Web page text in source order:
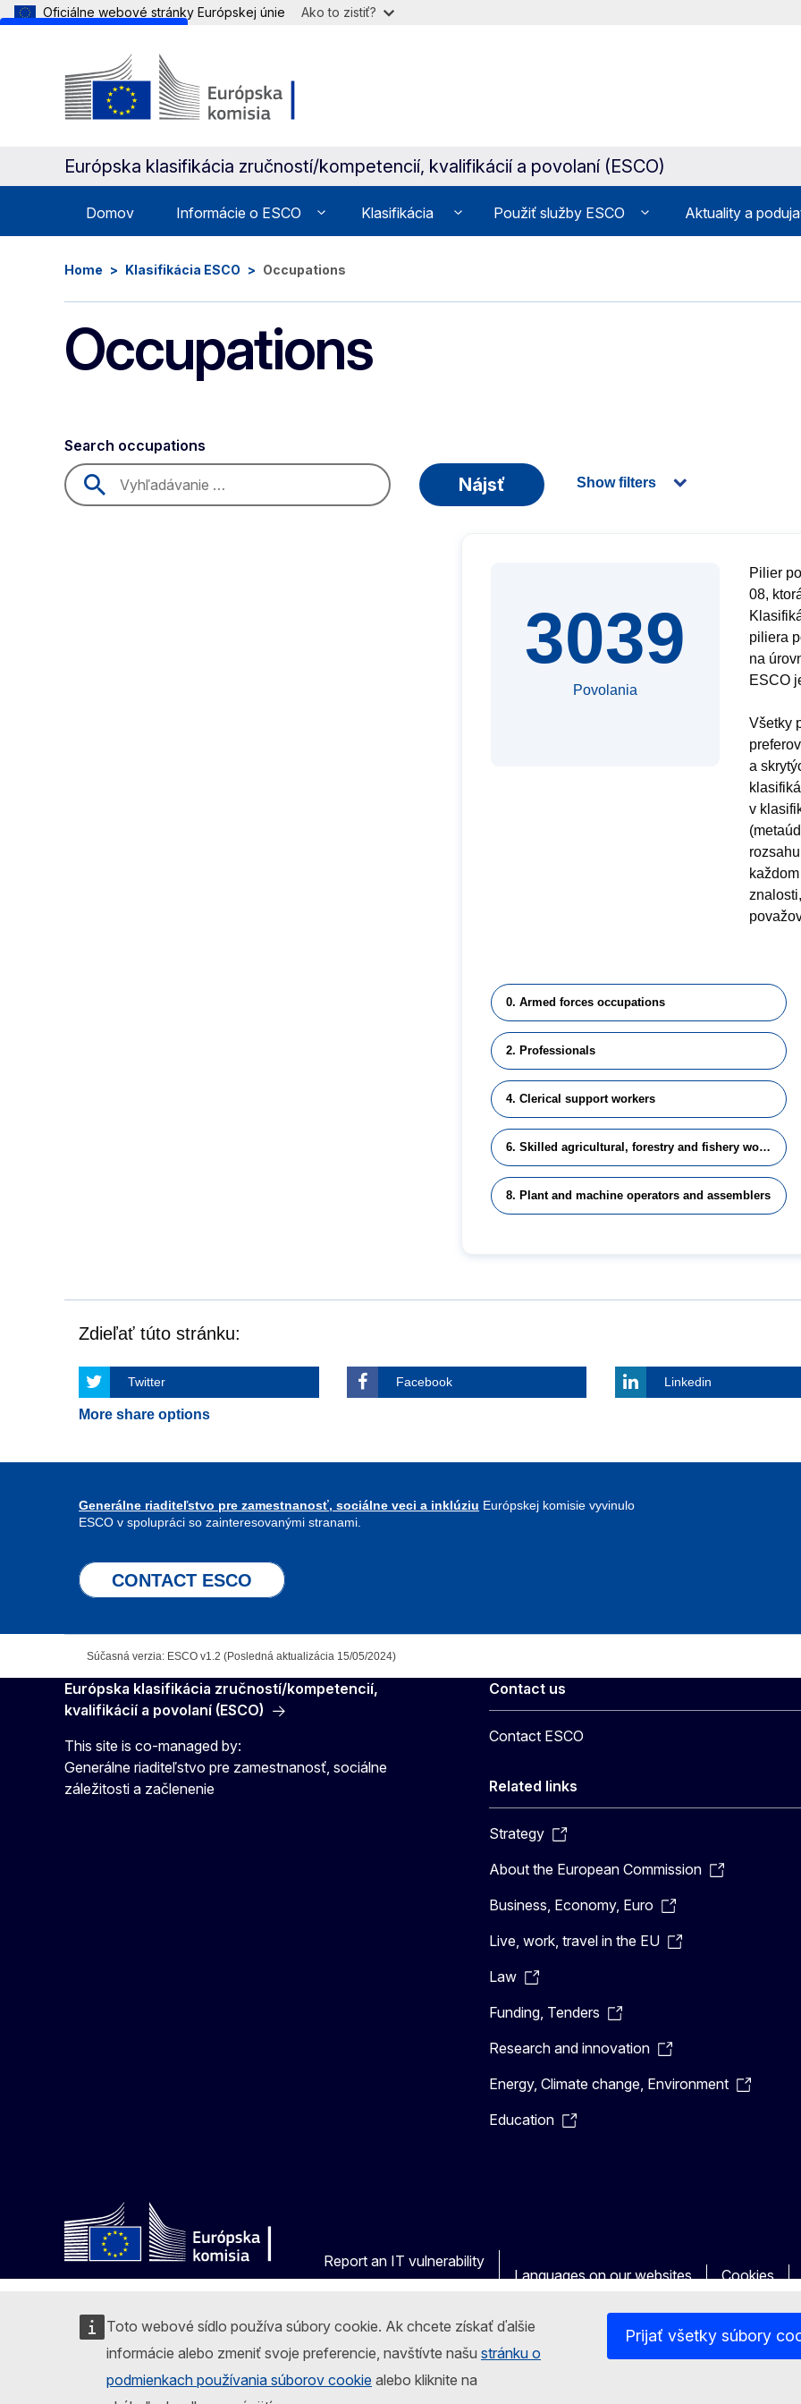
Oficiálne webové stránky Európskej únie Ako to zistiť?
Toto webové sídlo používa súbory cookie. Ak chcete získať ďalšie
informácie alebo zmeniť svoje preferencie, navštívte našu stránku o
podmienkach používania súborov cookie alebo kliknite na
Prijať všetky súbory
Európska klasifikácia zručností/kompetencií, kvalifikácií a povolaní (ESCO)
Domov Informácie o ESCO Klasifikácia Použiť služby ESCO Aktuality a
Home Klasifikácia ESCO Occupations
Occupations
Search occupations
Nájsť Show filters
3039
Povolania
Pilier
08,
piliera
na
ESCO
Všetky
a
v
0. Armed forces occupations
2. Professionals
4. Clerical support workers
6. Skilled agricultural, forestry and fishery workers
8. Plant and machine operators and assemblers
Zdieľať túto stránku:
Twitter Facebook Linkedin
More share options
Generálne riaditeľstvo pre zamestnanosť, sociálne veci a inklúziu Európskej komisie vyvinulo
ESCO v spolupráci so zainteresovanými stranami.
CONTACT ESCO
Súčasná verzia: ESCO v1.2 (Posledná aktualizácia 15/05/2024)
Európska klasifikácia zručností/kompetencií,
kvalifikácií a povolaní (ESCO)
This site is co-managed by:
Generálne riaditeľstvo pre zamestnanosť, sociálne
záležitosti a začlenenie
Contact us
Contact ESCO
Related links
Strategy
About the European Commission
Business, Economy, Euro
Live, work, travel in the EU
Law
Funding, Tenders
Research and innovation
Energy, Climate change, Environment
Education
Report an IT vulnerability
Languages on our websites
Cookies